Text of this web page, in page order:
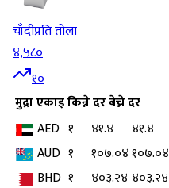
चाँदीप्रति तोला
४,५८०
१०
मुद्राएकाइकिन्ने दरबेच्ने दर
AED १ ४१.४
४१.४
AUD १ १०७.०४१०७.०४
BHD १ ४०३.२४ ४०३.२४